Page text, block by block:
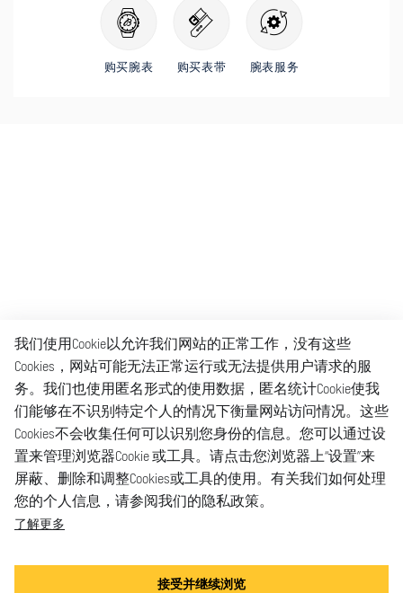
购买腕表 购买表带 腕表服务
我们使用Cookie以允许我们网站的正常工作，没有这些
Cookies，网站可能无法正常运行或无法提供用户请求的服
务。我们也使用匿名形式的使用数据，匿名统计Cookie使我
们能够在不识别特定个人的情况下衡量网站访问情况。这些
Cookies不会收集任何可以识别您身份的信息。您可以通过设
置来管理浏览器Cookie 或工具。请点击您浏览器上“设置”来
屏蔽、删除和调整Cookies或工具的使用。有关我们如何处理
您的个人信息，请参阅我们的隐私政策。
了解更多
接受并继续浏览